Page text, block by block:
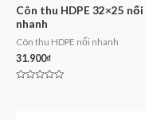
Côn thu HDPE 32×25 nối
nhanh
Côn thu HDPE nối nhanh
31.900₫